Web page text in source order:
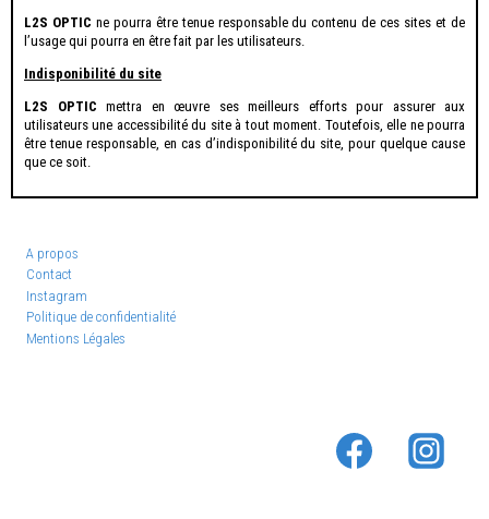
L2S OPTIC ne pourra être tenue responsable du contenu de ces sites et de
l’usage qui pourra en être fait par les utilisateurs.
Indisponibilité du site
L2S OPTIC mettra en œuvre ses meilleurs efforts pour assurer aux
utilisateurs une accessibilité du site à tout moment. Toutefois, elle ne pourra
être tenue responsable, en cas d’indisponibilité du site, pour quelque cause
que ce soit.
A propos
Contact
Instagram
Politique de confidentialité
Mentions Légales